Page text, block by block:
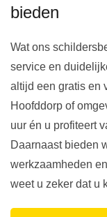
bieden
Wat ons
service en
altijd een gratis en
Hoofddorp of
uur én u profiteert
Daarnaast bieden
werkzaamheden
weet u zeker dat u